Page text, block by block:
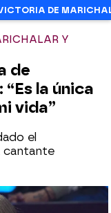
DE
Y
de
la única
vida”
el
cantante
más fiestera